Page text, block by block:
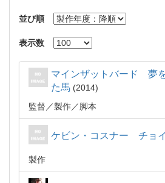
並び順
表示数
マインザットバード 夢
た馬
2014
監督
製作 脚本
ケビン・コスナー チョイ
製作